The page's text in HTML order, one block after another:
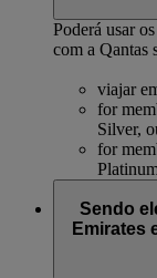
Poderá usar
com a Qantas
viajar
for
Silver,
for
Sendo
Emirates